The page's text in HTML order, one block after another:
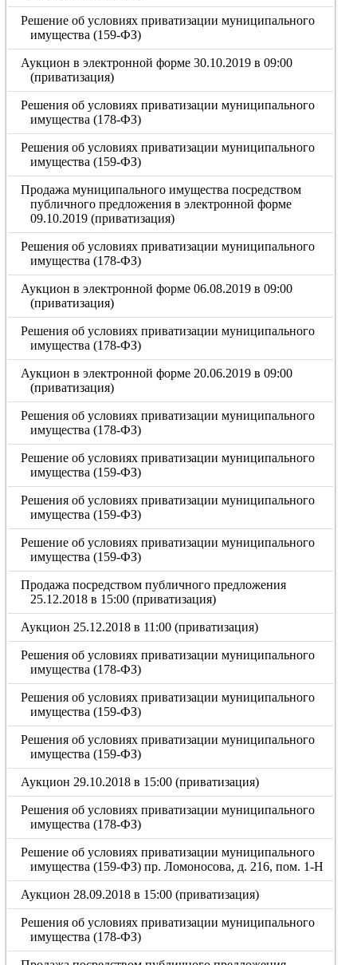
Решение об условиях приватизации муниципального
имущества (159-ФЗ)
Аукцион в электронной форме 30.10.2019 в 09:00
(приватизация)
Решения об условиях приватизации муниципального
имущества (178-ФЗ)
Решения об условиях приватизации муниципального
имущества (159-ФЗ)
Продажа муниципального имущества посредством
публичного предложения в электронной форме
09.10.2019 (приватизация)
Решения об условиях приватизации муниципального
имущества (178-ФЗ)
Аукцион в электронной форме 06.08.2019 в 09:00
(приватизация)
Решения об условиях приватизации муниципального
имущества (178-ФЗ)
Аукцион в электронной форме 20.06.2019 в 09:00
(приватизация)
Решения об условиях приватизации муниципального
имущества (178-ФЗ)
Решение об условиях приватизации муниципального
имущества (159-ФЗ)
Решения об условиях приватизации муниципального
имущества (159-ФЗ)
Решение об условиях приватизации муниципального
имущества (159-ФЗ)
Продажа посредством публичного предложения
25.12.2018 в 15:00 (приватизация)
Аукцион 25.12.2018 в 11:00 (приватизация)
Решения об условиях приватизации муниципального
имущества (178-ФЗ)
Решения об условиях приватизации муниципального
имущества (159-ФЗ)
Решения об условиях приватизации муниципального
имущества (159-ФЗ)
Аукцион 29.10.2018 в 15:00 (приватизация)
Решения об условиях приватизации муниципального
имущества (178-ФЗ)
Решение об условиях приватизации муниципального
имущества (159-ФЗ) пр. Ломоносова, д. 216, пом. 1-Н
Аукцион 28.09.2018 в 15:00 (приватизация)
Решения об условиях приватизации муниципального
имущества (178-ФЗ)